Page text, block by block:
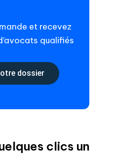
et recevez
qualifiés
dossier
clics un